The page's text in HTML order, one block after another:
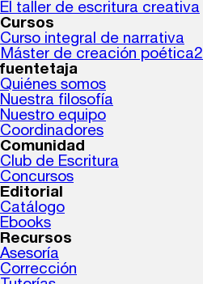
El taller de escritura creativa
Cursos
Curso integral de narrativa
Máster de creación poética2
fuentetaja
Quiénes somos
Nuestra filosofía
Nuestro equipo
Coordinadores
Comunidad
Club de Escritura
Concursos
Editorial
Catálogo
Ebooks
Recursos
Asesoría
Corrección